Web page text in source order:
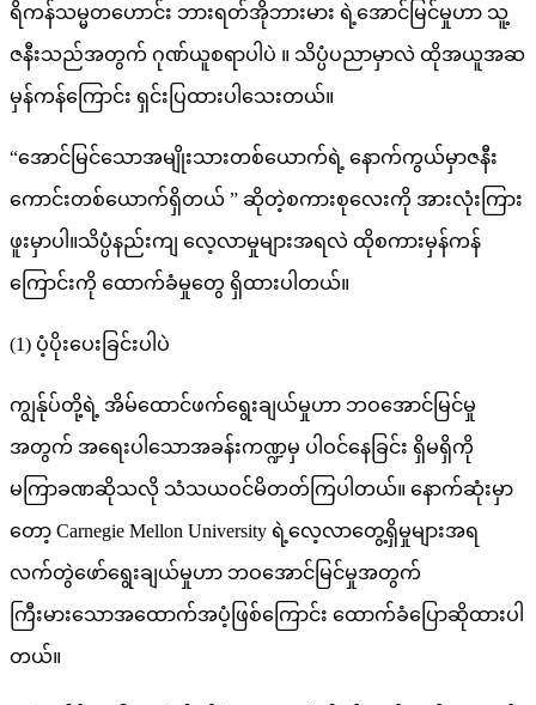
(သို့)
အော
သည်
ရိကန်သမ္မတဟောင်း ဘားရတ်အိုဘားမား ရဲ့အောင်မြင်မှုဟာ သူ့
ဇနီးသည်အတွက် ဂုဏ်ယူစရာပါပဲ ။ သိပ္ပံပညာမှာလဲ ထိုအယူအဆ
မှန်ကန်ကြောင်း ရှင်းပြထားပါသေးတယ်။
“အောင်မြင်သော‌အမျိုးသားတစ်ယောက်ရဲ့ နောက်ကွယ်မှာဇနီး
ကောင်းတစ်ယောက်ရှိတယ် ” ဆိုတဲ့စကားစုလေးကို အားလုံးကြား
ဖူးမှာပါ။သိပ္ပံနည်းကျ လေ့လာမှုများအရလဲ ထိုစကားမှန်ကန်
ကြောင်းကို ထောက်ခံမှုတွေ ရှိထားပါတယ်။
(1) ပံ့ပိုးပေးခြင်းပါပဲ
ကျွန်ုပ်တို့ရဲ့ အိမ်ထောင်ဖက်ရွေးချယ်မှုဟာ ဘဝအောင်မြင်မှု
အတွက် အရေးပါသောအခန်းကဏ္ဍမှ ပါဝင်နေခြင်း ရှိမရှိကို
မကြာခဏဆိုသလို သံသယဝင်မိတတ်ကြပါတယ်။ နောက်ဆုံးမှာ
တော့ Carnegie Mellon University ရဲ့လေ့လာတွေ့ရှိမှုများအရ
လက်တွဲဖော်ရွေးချယ်မှုဟာ ဘဝအောင်မြင်မှုအတွက်
ကြီးမားသောအထောက်အပံ့ဖြစ်ကြောင်း ထောက်ခံပြောဆိုထားပါ
တယ်။